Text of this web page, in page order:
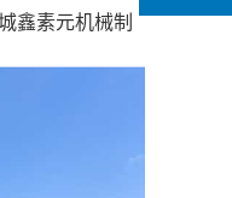
鑫素元机械制